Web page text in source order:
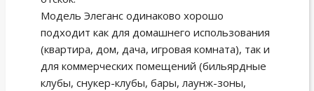
Модель Элеганс одинаково хорошо
подходит как для домашнего использования
(квартира, дом, дача, игровая комната), так и
для коммерческих помещений (бильярдные
клубы, снукер-клубы, бары, лаунж-зоны,